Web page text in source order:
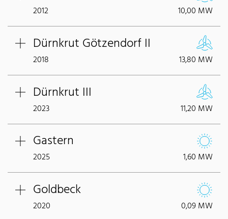
2012 10,00 MW
Dürnkrut Götzendorf II
2018 13,80 MW
Dürnkrut III
2023 11,20 MW
Gastern
2025 1,60 MW
Goldbeck
2020 0,09 MW